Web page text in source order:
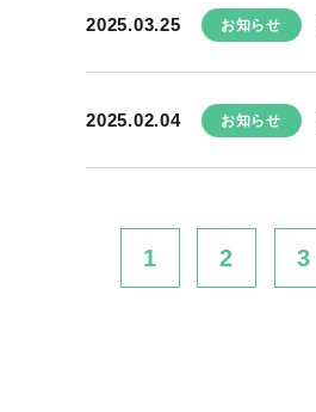
2025.03.25 お知らせ
2025.02.04 お知らせ
1 2 3